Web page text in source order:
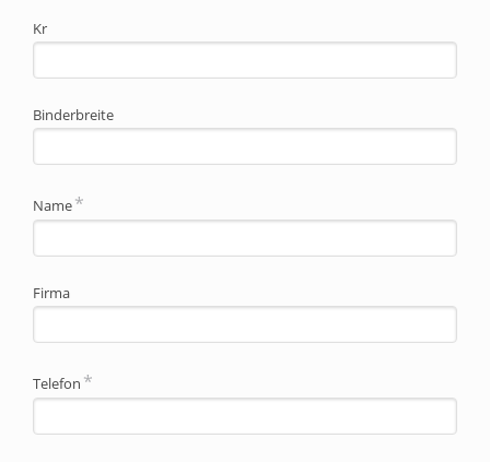
Kr
Binderbreite
Pflichtfeld
Name*
Firma
Pflichtfeld
Telefon *